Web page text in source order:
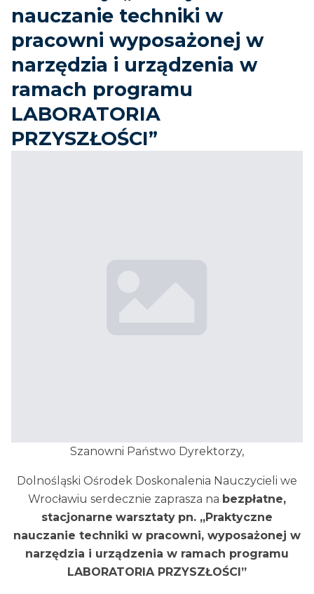
nauczanie techniki w
pracowni wyposażonej w
narzędzia i urządzenia w
ramach programu
LABORATORIA
PRZYSZŁOŚCI”
Szanowni Państwo Dyrektorzy,
Dolnośląski Ośrodek Doskonalenia Nauczycieli we
Wrocławiu serdecznie zaprasza na bezpłatne,
stacjonarne warsztaty pn. „Praktyczne
nauczanie techniki w pracowni, wyposażonej w
narzędzia i urządzenia w ramach programu
LABORATORIA PRZYSZŁOŚCI”